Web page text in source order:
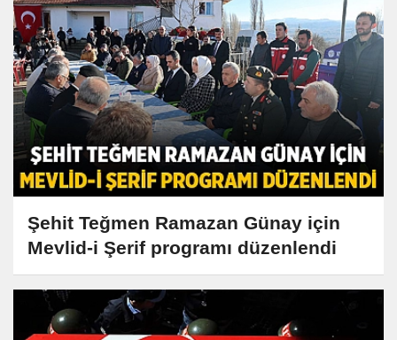
Şehit Teğmen Ramazan Günay için
Mevlid-i Şerif programı düzenlendi